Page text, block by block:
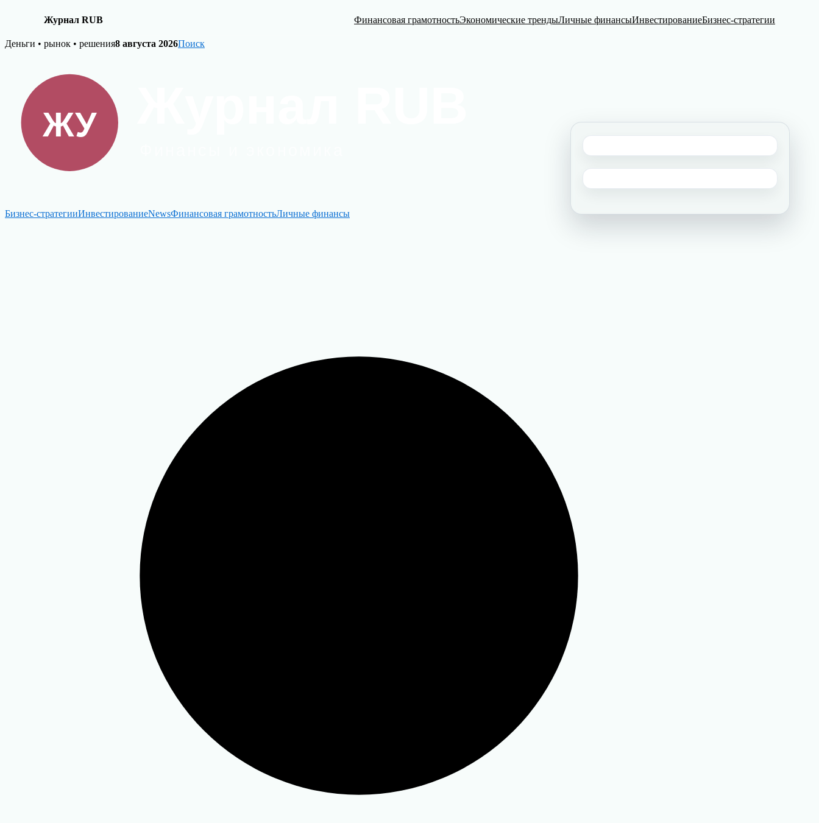
Журнал RUB Финансовая грамотностьЭкономические трендыЛичные финансыИнвестированиеБизнес-стратегии
Skip
Деньги • рынок • решения8 августа 2026Поиск
Бизнес-стратегииИнвестированиеNewsФинансовая грамотностьЛичные финансы